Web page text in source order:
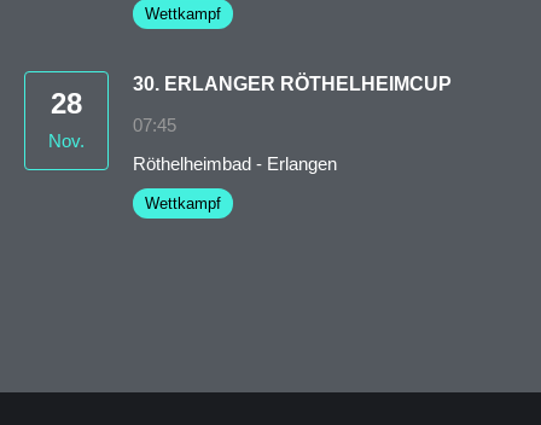
Wettkampf
28
Nov.
30. ERLANGER RÖTHELHEIMCUP
07:45
Röthelheimbad - Erlangen
Wettkampf